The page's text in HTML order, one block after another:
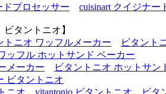
ドプロセッサー cuisinart クイジナー
タントニオ】
トニオ ワッフルメーカー
ビタント
ッフル ホットサンド ベーカー
メーカー
ビタントニオ ホットサン
ビタントニオ
ニオ
vitantonio ビタントニオ ビタ